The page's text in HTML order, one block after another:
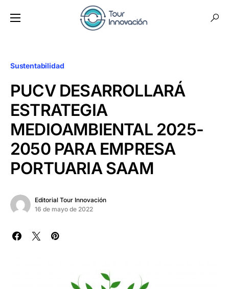
Sustentabilidad
PUCV DESARROLLARÁ
ESTRATEGIA
MEDIOAMBIENTAL 2025-
2050 PARA EMPRESA
PORTUARIA SAAM
Editorial Tour Innovación
16 de mayo de 2022